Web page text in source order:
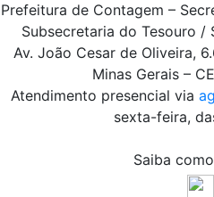
Prefeitura de Contagem –
Subsecretaria do Tesouro /
Av. João Cesar de Oliveira,
Minas Gerais –
Atendimento presencial via
sexta-feira,
Saiba